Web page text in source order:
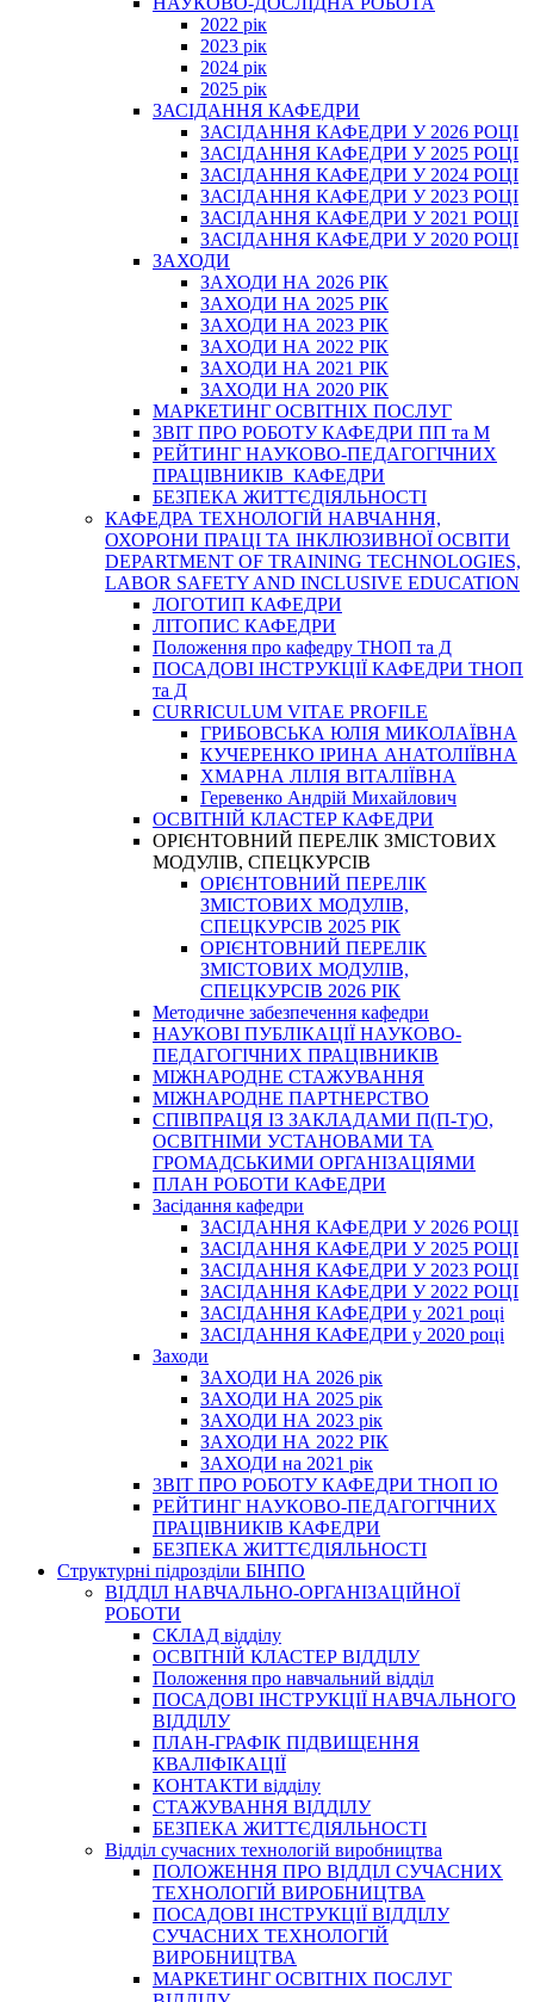
2022 рік
2023 рік
2024 рік
2025 рік
ЗАСІДАННЯ КАФЕДРИ
ЗАСІДАННЯ КАФЕДРИ У 2026 РОЦІ
ЗАСІДАННЯ КАФЕДРИ У 2025 РОЦІ
ЗАСІДАННЯ КАФЕДРИ У 2024 РОЦІ
ЗАСІДАННЯ КАФЕДРИ У 2023 РОЦІ
ЗАСІДАННЯ КАФЕДРИ У 2021 РОЦІ
ЗАСІДАННЯ КАФЕДРИ У 2020 РОЦІ
ЗАХОДИ
ЗАХОДИ НА 2026 РІК
ЗАХОДИ НА 2025 РІК
ЗАХОДИ НА 2023 РІК
ЗАХОДИ НА 2022 РІК
ЗАХОДИ НА 2021 РІК
ЗАХОДИ НА 2020 РІК
МАРКЕТИНГ ОСВІТНІХ ПОСЛУГ
3BIT ПРО РОБОТУ КАФЕДРИ ПП та М
РЕЙТИНГ НАУКОВО-ПЕДАГОГІЧНИХ
ПРАЦІВНИКІВ КАФЕДРИ
БЕЗПЕКА ЖИТТЄДІЯЛЬНОСТІ
КАФЕДРА ТЕХНОЛОГІЙ НАВЧАННЯ,
ОХОРОНИ ПРАЦІ ТА ІНКЛЮЗИВНОЇ ОСВІТИ
DEPARTMENT OF TRAINING TECHNOLOGIES,
LABOR SAFETY AND INCLUSIVE EDUCATION
ЛОГОТИП КАФЕДРИ
ЛІТОПИС КАФЕДРИ
Положення про кафедру ТНОП та Д
ПОСАДОВІ ІНСТРУКЦІЇ КАФЕДРИ ТНОП
та Д
CURRICULUM VITAE PROFILE
ГРИБОВСЬКА ЮЛІЯ МИКОЛАЇВНА
КУЧЕРЕНКО ІРИНА АНАТОЛІЇВНА
ХМАРНА ЛІЛІЯ ВІТАЛІЇВНА
Геревенко Андрій Михайлович
ОСВІТНІЙ КЛАСТЕР КАФЕДРИ
ОРІЄНТОВНИЙ ПЕРЕЛІК ЗМІСТОВИХ
МОДУЛІВ, СПЕЦКУРСІВ
ОРІЄНТОВНИЙ ПЕРЕЛІК
ЗМІСТОВИХ МОДУЛІВ,
СПЕЦКУРСІВ 2025 РІК
ОРІЄНТОВНИЙ ПЕРЕЛІК
ЗМІСТОВИХ МОДУЛІВ,
СПЕЦКУРСІВ 2026 РІК
Методичне забезпечення кафедри
НАУКОВІ ПУБЛІКАЦІЇ НАУКОВО-
ПЕДАГОГІЧНИХ ПРАЦІВНИКІВ
МІЖНАРОДНЕ СТАЖУВАННЯ
МІЖНАРОДНЕ ПАРТНЕРСТВО
СПІВПРАЦЯ ІЗ ЗАКЛАДАМИ П(П-Т)О,
ОСВІТНІМИ УСТАНОВАМИ ТА
ГРОМАДСЬКИМИ ОРГАНІЗАЦІЯМИ
ПЛАН РОБОТИ КАФЕДРИ
Засідання кафедри
ЗАСІДАННЯ КАФЕДРИ У 2026 РОЦІ
ЗАСІДАННЯ КАФЕДРИ У 2025 РОЦІ
ЗАСІДАННЯ КАФЕДРИ У 2023 РОЦІ
ЗАСІДАННЯ КАФЕДРИ У 2022 РОЦІ
ЗАСІДАННЯ КАФЕДРИ у 2021 році
ЗАСІДАННЯ КАФЕДРИ у 2020 році
Заходи
ЗАХОДИ НА 2026 рік
ЗАХОДИ НА 2025 рік
ЗАХОДИ НА 2023 рік
ЗАХОДИ НА 2022 РІК
ЗАХОДИ на 2021 рік
3BIT ПРО РОБОТУ КАФЕДРИ ТНОП ІО
РЕЙТИНГ НАУКОВО-ПЕДАГОГІЧНИХ
ПРАЦІВНИКІВ КАФЕДРИ
БЕЗПЕКА ЖИТТЄДІЯЛЬНОСТІ
Структурні підрозділи БІНПО
ВІДДІЛ НАВЧАЛЬНО-ОРГАНІЗАЦІЙНОЇ
РОБОТИ
СКЛАД відділу
ОСВІТНІЙ КЛАСТЕР ВІДДІЛУ
Положення про навчальний вiддiл
ПОСАДОВІ ІНСТРУКЦІЇ НАВЧАЛЬНОГО
ВІДДІЛУ
ПЛАН-ГРАФІК ПІДВИЩЕННЯ
КВАЛІФІКАЦІЇ
КОНТАКТИ відділу
СТАЖУВАННЯ ВІДДІЛУ
БЕЗПЕКА ЖИТТЄДІЯЛЬНОСТІ
Відділ сучасних технологій виробництва
ПОЛОЖЕННЯ ПРО ВІДДІЛ СУЧАСНИХ
ТЕХНОЛОГІЙ ВИРОБНИЦТВА
ПОСАДОВІ ІНСТРУКЦІЇ ВІДДІЛУ
СУЧАСНИХ ТЕХНОЛОГІЙ
ВИРОБНИЦТВА
МАРКЕТИНГ ОСВІТНІХ ПОСЛУГ